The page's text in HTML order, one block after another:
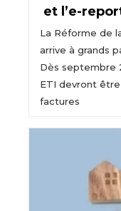
et l’e-
La Réforme de
arrive à grands
Dès septembre
ETI devront
factures